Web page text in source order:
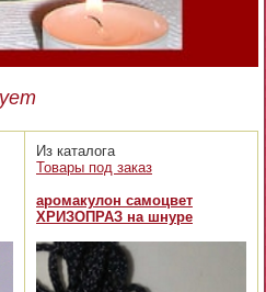
Из каталога
Товары под заказ
аромакулон самоцвет
ХРИЗОПРАЗ на шнуре